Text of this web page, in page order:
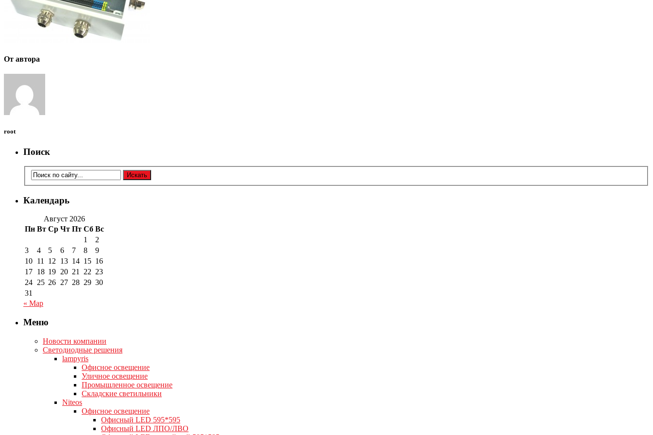
От автора
root
Поиск
Календарь
Август 2026
Пн Вт Ср Чт Пт Сб Вс
1
2
3
4 5 6 7 8
9
10 11 12 13 14 15 16
17 18 19 20 21 22 23
24 25 26 27 28 29 30
31
« Мар
Меню
Новости компании
Светодиодные решения
lampyris
Офисное освещение
Уличное освещение
Промышленное освещение
Складские светильники
Niteos
Офисное освещение
Офисный LED 595*595
Офисный LED ЛПО/ЛВО